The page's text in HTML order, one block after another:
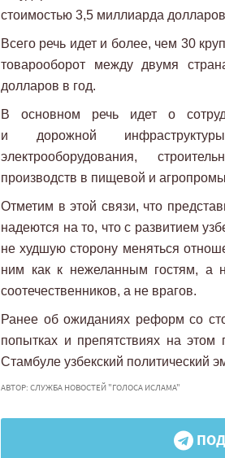
стоимостью 3,5 миллиарда
Всего речь идет и более, чем 30
товарооборот между двумя
долларов в год.
В основном речь идет о
и дорожной
электрооборудования,
производств в пищевой и
Отметим в этой связи, что
надеются на то, что с развитием
не худшую сторону меняться
ним как к нежеланным гостям, а
соотечественников, а не врагов.
Ранее об ожиданиях реформ со
попытках и препятствиях на
Стамбуле узбекский политический
АВТОР: СЛУЖБА НОВОСТЕЙ "ГОЛОСА ИСЛАМА"